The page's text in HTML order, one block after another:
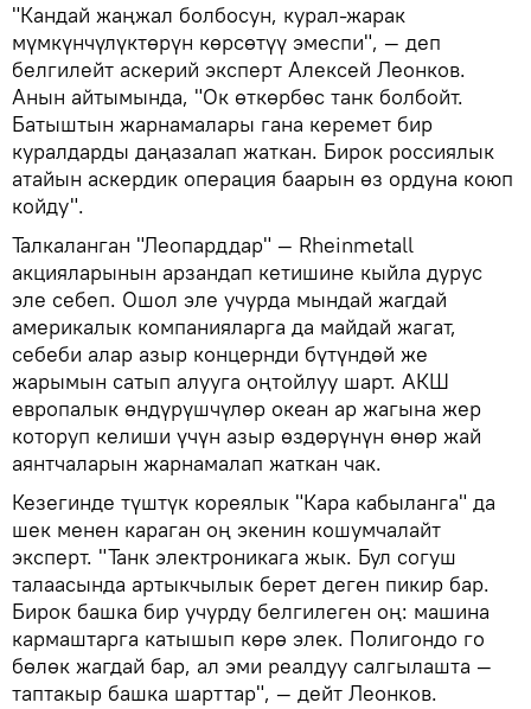
"Кандай жаңжал болбосун, курал-жарак
мүмкүнчүлүктөрүн көрсөтүү эмеспи", — деп
белгилейт аскерий эксперт Алексей Леонков.
Анын айтымында, "Ок өткөрбөс танк болбойт.
Батыштын жарнамалары гана керемет бир
куралдарды даңазалап жаткан. Бирок россиялык
атайын аскердик операция баарын өз ордуна коюп
койду".
Талкаланган "Леопарддар" — Rheinmetall
акцияларынын арзандап кетишине кыйла дурус
эле себеп. Ошол эле учурда мындай жагдай
америкалык компанияларга да майдай жагат,
себеби алар азыр концернди бүтүндөй же
жарымын сатып алууга оңтойлуу шарт. АКШ
европалык өндүрүшчүлөр океан ар жагына жер
которуп келиши үчүн азыр өздөрүнүн өнөр жай
аянтчаларын жарнамалап жаткан чак.
Кезегинде түштүк кореялык "Кара кабыланга" да
шек менен караган оң экенин кошумчалайт
эксперт. "Танк электроникага жык. Бул согуш
талаасында артыкчылык берет деген пикир бар.
Бирок башка бир учурду белгилеген оң: машина
кармаштарга катышып көрө элек. Полигондо го
бөлөк жагдай бар, ал эми реалдуу салгылашта —
таптакыр башка шарттар", — дейт Леонков.